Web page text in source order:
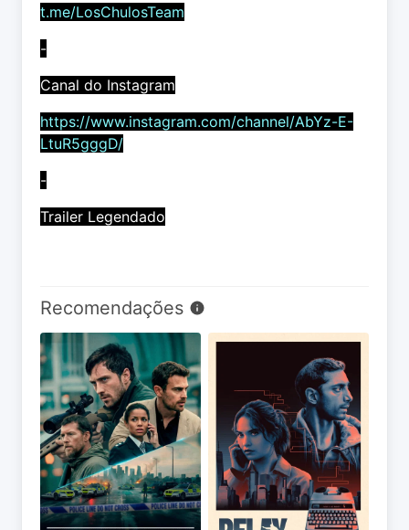
t.me/LosChulosTeam
-
Canal do Instagram
https://www.instagram.com/channel/AbYz-E-
LtuR5gggD/
-
Trailer Legendado
Recomendações